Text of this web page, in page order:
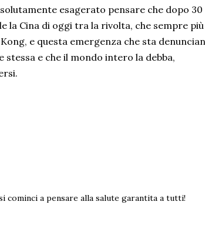
esagerato pensare che dopo 30
la Cina di oggi tra la rivolta, che sempre
e questa emergenza che sta
e che il mondo intero la debba,
cominci a pensare alla salute garantita a tutti!